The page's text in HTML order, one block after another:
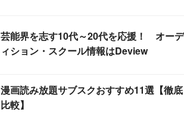
芸能界を志す10代～20代を応援！ オーデ
ィション・スクール情報はDeview
漫画読み放題サブスクおすすめ11選【徹底
比較】